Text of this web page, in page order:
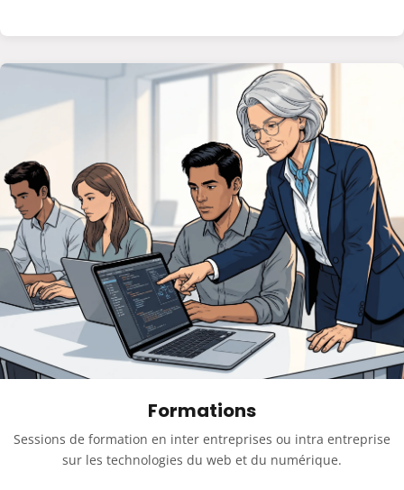
Formations
Sessions de formation en inter entreprises ou intra entreprise
sur les technologies du web et du numérique.